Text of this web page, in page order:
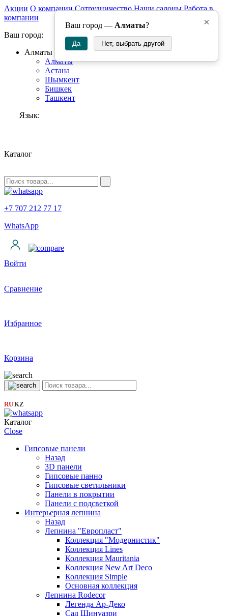
×
Ваш город — Алматы?
Да Нет, выбрать другой
Акции О компании Сотрудничество Наши салоны Работа в
компании
Ваш город:
Алматы
Алматы
Астана
Шымкент
Бишкек
Ташкент
Язык:
Каталог
+7 707 212 77 17
WhatsApp
Войти
Сравнение
Избранное
Корзина
RU|KZ
Каталог
Close
Гипсовые панели
Назад
3D панели
Гипсовые панно
Гипсовые светильники
Панели в покрытии
Панели с подсветкой
Интерьерная лепнина
Назад
Лепнина "Европласт"
Коллекция "Модернистик"
Коллекция Lines
Коллекция Mauritania
Коллекция New Art Deco
Коллекция Simple
Основная коллекция
Лепнина Rodecor
Легенда Ар-Деко
Сад Шинуазри